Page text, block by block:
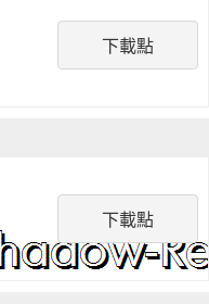
下載點
下載點